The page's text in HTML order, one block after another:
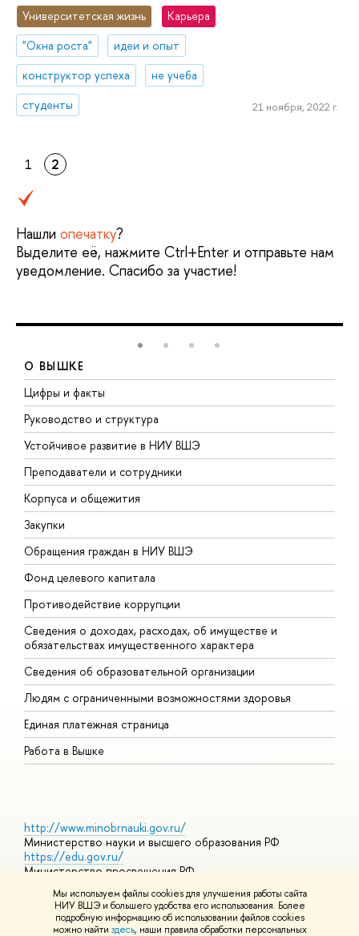
Мы используем файлы cookies для улучшения работы сайта
НИУ ВШЭ и большего удобства его использования. Более
подробную информацию об использовании файлов cookies
можно найти здесь, наши правила обработки персональных
Университетская жизнь
Карьера
"Окна роста"
идеи и опыт
конструктор успеха
не учеба
студенты
21 ноября, 2022 г.
1 2
Нашли опечатку?
Выделите её, нажмите Ctrl+Enter и отправьте нам
уведомление. Спасибо за участие!
О ВЫШКЕ
Цифры и факты
Руководство и структура
Устойчивое развитие в НИУ ВШЭ
Преподаватели и сотрудники
Корпуса и общежития
Закупки
Обращения граждан в НИУ ВШЭ
Фонд целевого капитала
Противодействие коррупции
Сведения о доходах, расходах, об имуществе и
обязательствах имущественного характера
Сведения об образовательной организации
Людям с ограниченными возможностями здоровья
Единая платежная страница
Работа в Вышке
http://www.minobrnauki.gov.ru/
Министерство науки и высшего образования РФ
https://edu.gov.ru/
Министерство просвещения РФ
https://elearning.hse.ru/mooc
Массовые открытые онлайн-курсы